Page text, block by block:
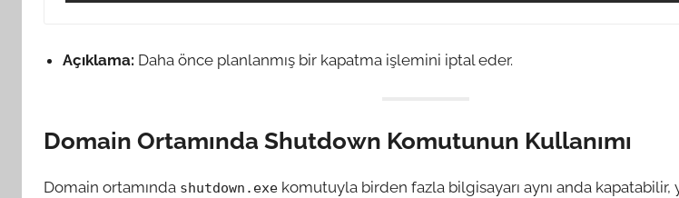
Açıklama: Daha önce planlanmış bir kapatma işlemini iptal eder.
Domain Ortamında Shutdown Komutunun Kullanımı
Domain ortamında shutdown.exe komutuyla birden fazla bilgisayarı aynı anda kapatabilir,